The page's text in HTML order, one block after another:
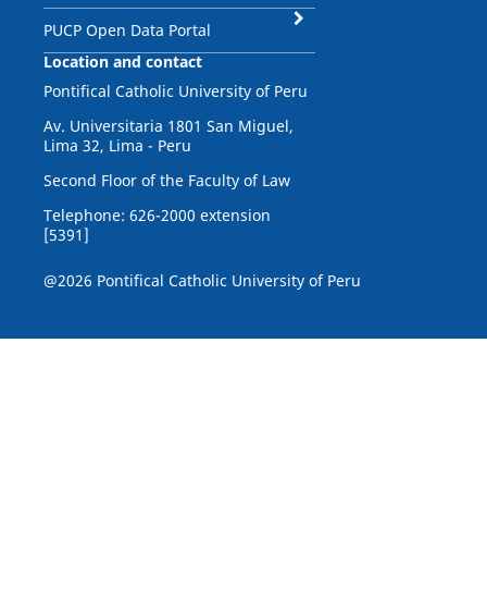
PUCP Open Data Portal
Location and contact
Pontifical Catholic University of Peru
Av. Universitaria 1801 San Miguel,
Lima 32, Lima - Peru
Second Floor of the Faculty of Law
Telephone: 626-2000 extension
[5391]
@2026 Pontifical Catholic University of Peru